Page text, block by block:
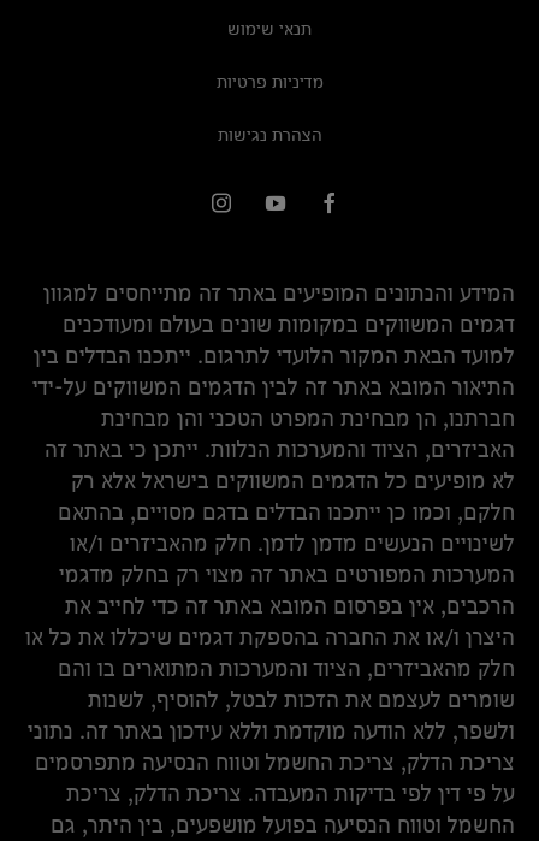
תנאי שימוש
מדיניות פרטיות
הצהרת נגישות
המידע והנתונים המופיעים באתר זה מתייחסים למגוון
דגמים המשווקים במקומות שונים בעולם ומעודכנים
למועד הבאת המקור הלועדי לתרגום. ייתכנו הבדלים בין
התיאור המובא באתר זה לבין הדגמים המשווקים על-ידי
חברתנו, הן מבחינת המפרט הטכני והן מבחינת
האביזרים, הציוד והמערכות הנלוות. ייתכן כי באתר זה
לא מופיעים כל הדגמים המשווקים בישראל אלא רק
חלקם, וכמו כן ייתכנו הבדלים בדגם מסויים, בהתאם
לשינויים הנעשים מדמן לדמן. חלק מהאביזרים ו/או
המערכות המפורטים באתר זה מצוי רק בחלק מדגמי
הרכבים, אין בפרסום המובא באתר זה כדי לחייב את
היצרן ו/או את החברה בהספקת דגמים שיכללו את כל או
חלק מהאביזרים, הציוד והמערכות המתוארים בו והם
שומרים לעצמם את הזכות לבטל, להוסיף, לשנות
ולשפר, ללא הודעה מוקדמת וללא עידכון באתר זה. נתוני
צריכת הדלק, צריכת החשמל וטווח הנסיעה מתפרסמים
על פי דין לפי בדיקות המעבדה. צריכת הדלק, צריכת
החשמל וטווח הנסיעה בפועל מושפעים, בין היתר, גם